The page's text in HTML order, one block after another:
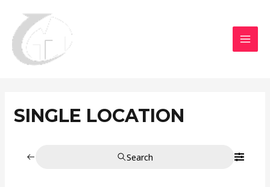
contenu
SINGLE LOCATION
Search